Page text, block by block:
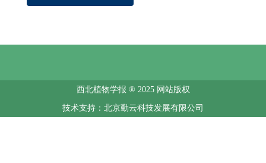
西北植物学报 ® 2025 网站版权
技术支持：北京勤云科技发展有限公司